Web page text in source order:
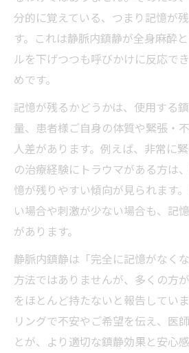
分的に覚えている、つまり記憶が
す。これは静脈内鎮静が全身麻酔
ルを下げつつも呼びかけに反応で
めです。
記憶が残るかどうかは、使用する
量、患者様ご自身の体質や緊張・
人差があります。例えば、非常に
の治療経験にトラウマがある方は
憶が残りやすい傾向が見られます
い場合や刺激が少ない場合も、記
があります。
静脈内鎮静は「完全に記憶がなく
方法ではありませんが、多くの方
をほとんど持たないと報告してい
リングで不安やご希望を伝え、医
とが、より適切な鎮静効果と安心